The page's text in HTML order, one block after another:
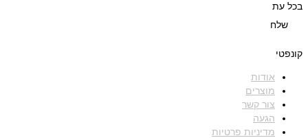
בכל עת
שלח
קונפטי
אודות
מוצרים
צור קשר
הגעה
מדיניות פרטיות